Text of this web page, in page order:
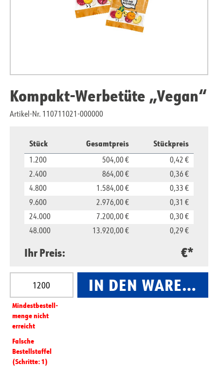
Kompakt-Werbetüte „Vegan“
Artikel-Nr. 110711021-000000
Stück Gesamtpreis Stückpreis
1.200 504,00 €
0,42 €
2.400
864,00 €
0,36 €
4.800
1.584,00 €
0,33 €
9.600
2.976,00 €
0,31 €
24.000
7.200,00 €
0,30 €
48.000
13.920,00 € 0,29 €
Ihr Preis: €*
Produkt Anzahl: Gib den gewünschten Wert ein
Mindest­­bestell­­
menge nicht
erreicht
Falsche
Bestellstaffel
(Schritte: 1)
IN DEN